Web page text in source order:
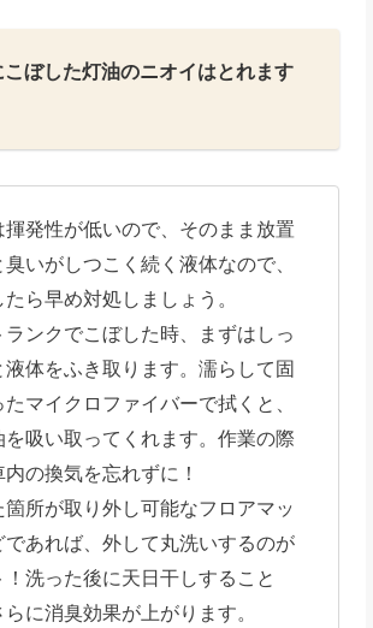
こぼした灯油のニオイはとれます
揮発性が低いので、そのまま放置
いがしつこく続く液体なので、
たら早め対処しましょう。
ランクでこぼした時、まずはしっ
液体をふき取ります。濡らして固
たマイクロファイバーで拭くと、
を吸い取ってくれます。作業の際
内の換気を忘れずに！
箇所が取り外し可能なフロアマッ
であれば、外して丸洗いするのが
！洗った後に天日干しすること
らに消臭効果が上がります。